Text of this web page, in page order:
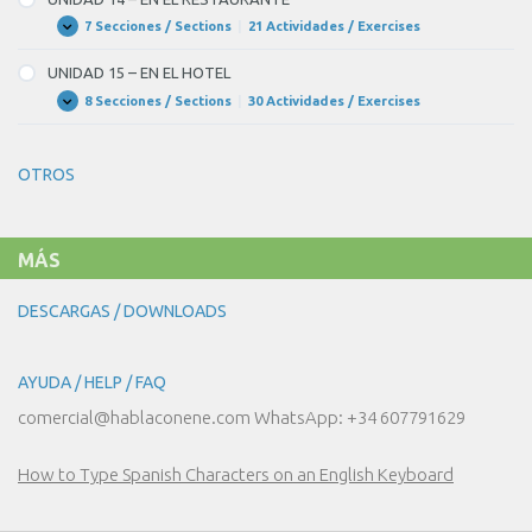
FIESTA?
EN
EL
MERCADO
Expandir
UNIDAD
–
EN
EL
RESTAURANTE
7 Secciones / Sections 21 Actividades / Exercises
UNIDAD 15 – EN EL HOTEL
Expandir
UNIDAD
EL
8 Secciones / Sections 30 Actividades / Exercises
OTROS
MÁS
DESCARGAS / DOWNLOADS
AYUDA / HELP / FAQ
comercial@hablaconene.com WhatsApp: +34 607791629
How to Type Spanish Characters on an English Keyboard